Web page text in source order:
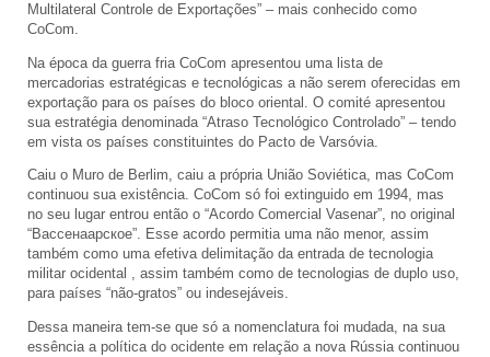
Multilateral Controle de Exportações” – mais conhecido como
CoCom.
Na época da guerra fria CoCom apresentou uma lista de
mercadorias estratégicas e tecnológicas a não serem oferecidas em
exportação para os países do bloco oriental. O comité apresentou
sua estratégia denominada “Atraso Tecnológico Controlado” – tendo
em vista os países constituintes do Pacto de Varsóvia.
Caiu o Muro de Berlim, caiu a própria União Soviética, mas CoCom
continuou sua existência. CoCom só foi extinguido em 1994, mas
no seu lugar entrou então o “Acordo Comercial Vasenar”, no original
“Вассенаарское”. Esse acordo permitia uma não menor, assim
também como uma efetiva delimitação da entrada de tecnologia
militar ocidental , assim também como de tecnologias de duplo uso,
para países “não-gratos” ou indesejáveis.
Dessa maneira tem-se que só a nomenclatura foi mudada, na sua
essência a política do ocidente em relação a nova Rússia continuou